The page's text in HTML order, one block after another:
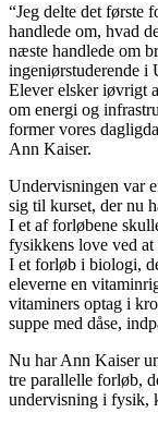
“Jeg delte det første
handlede om, hvad
næste handlede om
ingeniørstuderende i
Elever elsker iøvrigt
om energi og
former vores
Ann Kaiser.
Undervisningen var
sig til kurset, der nu
I et af forløbene
fysikkens love ved
I et forløb i biologi,
eleverne en
vitaminers optag i
suppe med dåse,
Nu har Ann Kaiser
tre parallelle forløb,
undervisning i fysik,